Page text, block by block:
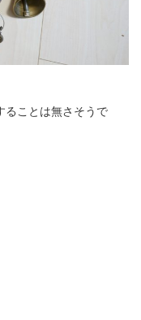
ることは無さそうで